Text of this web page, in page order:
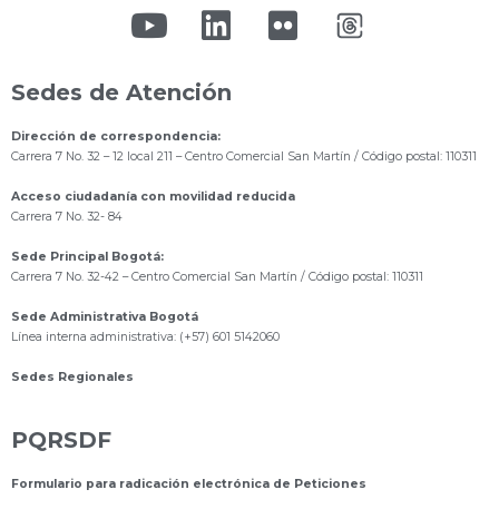
Sedes de Atención
Dirección de correspondencia:
Carrera 7 No. 32 – 12 local 211 – Centro Comercial San Martín / Código postal: 110311
Acceso ciudadanía con movilidad reducida
Carrera 7 No. 32- 84
Sede Principal Bogotá:
Carrera 7 No. 32-42 – Centro Comercial San Martín / Código postal: 110311
Sede Administrativa Bogotá
Línea interna administrativa: (+57) 601 5142060
Sedes Regionales
PQRSDF
Formulario para radicación electrónica de Peticiones